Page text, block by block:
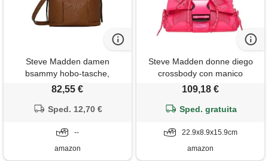
Steve Madden damen
bsammy hobo-tasche,
cognac, taglia unica
82,55 €
Sped. 12,70 €
--
amazon
Steve Madden donne diego
crossbody con manico
superiore, rosa fluo, taglia
109,18 €
Sped. gratuita
22.9x8.9x15.9cm
amazon